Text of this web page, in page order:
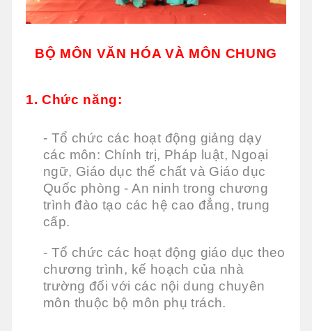
BỘ MÔN VĂN HÓA VÀ MÔN CHUNG
1. Chức năng:
- Tổ chức các hoạt động giảng dạy
các môn: Chính trị, Pháp luật, Ngoại
ngữ, Giáo dục thể chất và Giáo dục
Quốc phòng - An ninh trong chương
trình đào tạo các hệ cao đẳng, trung
cấp.
- Tổ chức các hoạt động giáo dục theo
chương trình, kế hoạch của nhà
trường đối với các nội dung chuyên
môn thuộc bộ môn phụ trách.